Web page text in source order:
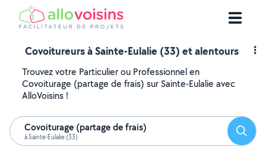
Covoitureurs à Sainte-Eulalie (33) et alentours
Trouvez votre Particulier ou Professionnel en
Covoiturage (partage de frais) sur Sainte-Eulalie avec
AlloVoisins !
Covoiturage (partage de frais)
à Sainte-Eulalie (33)